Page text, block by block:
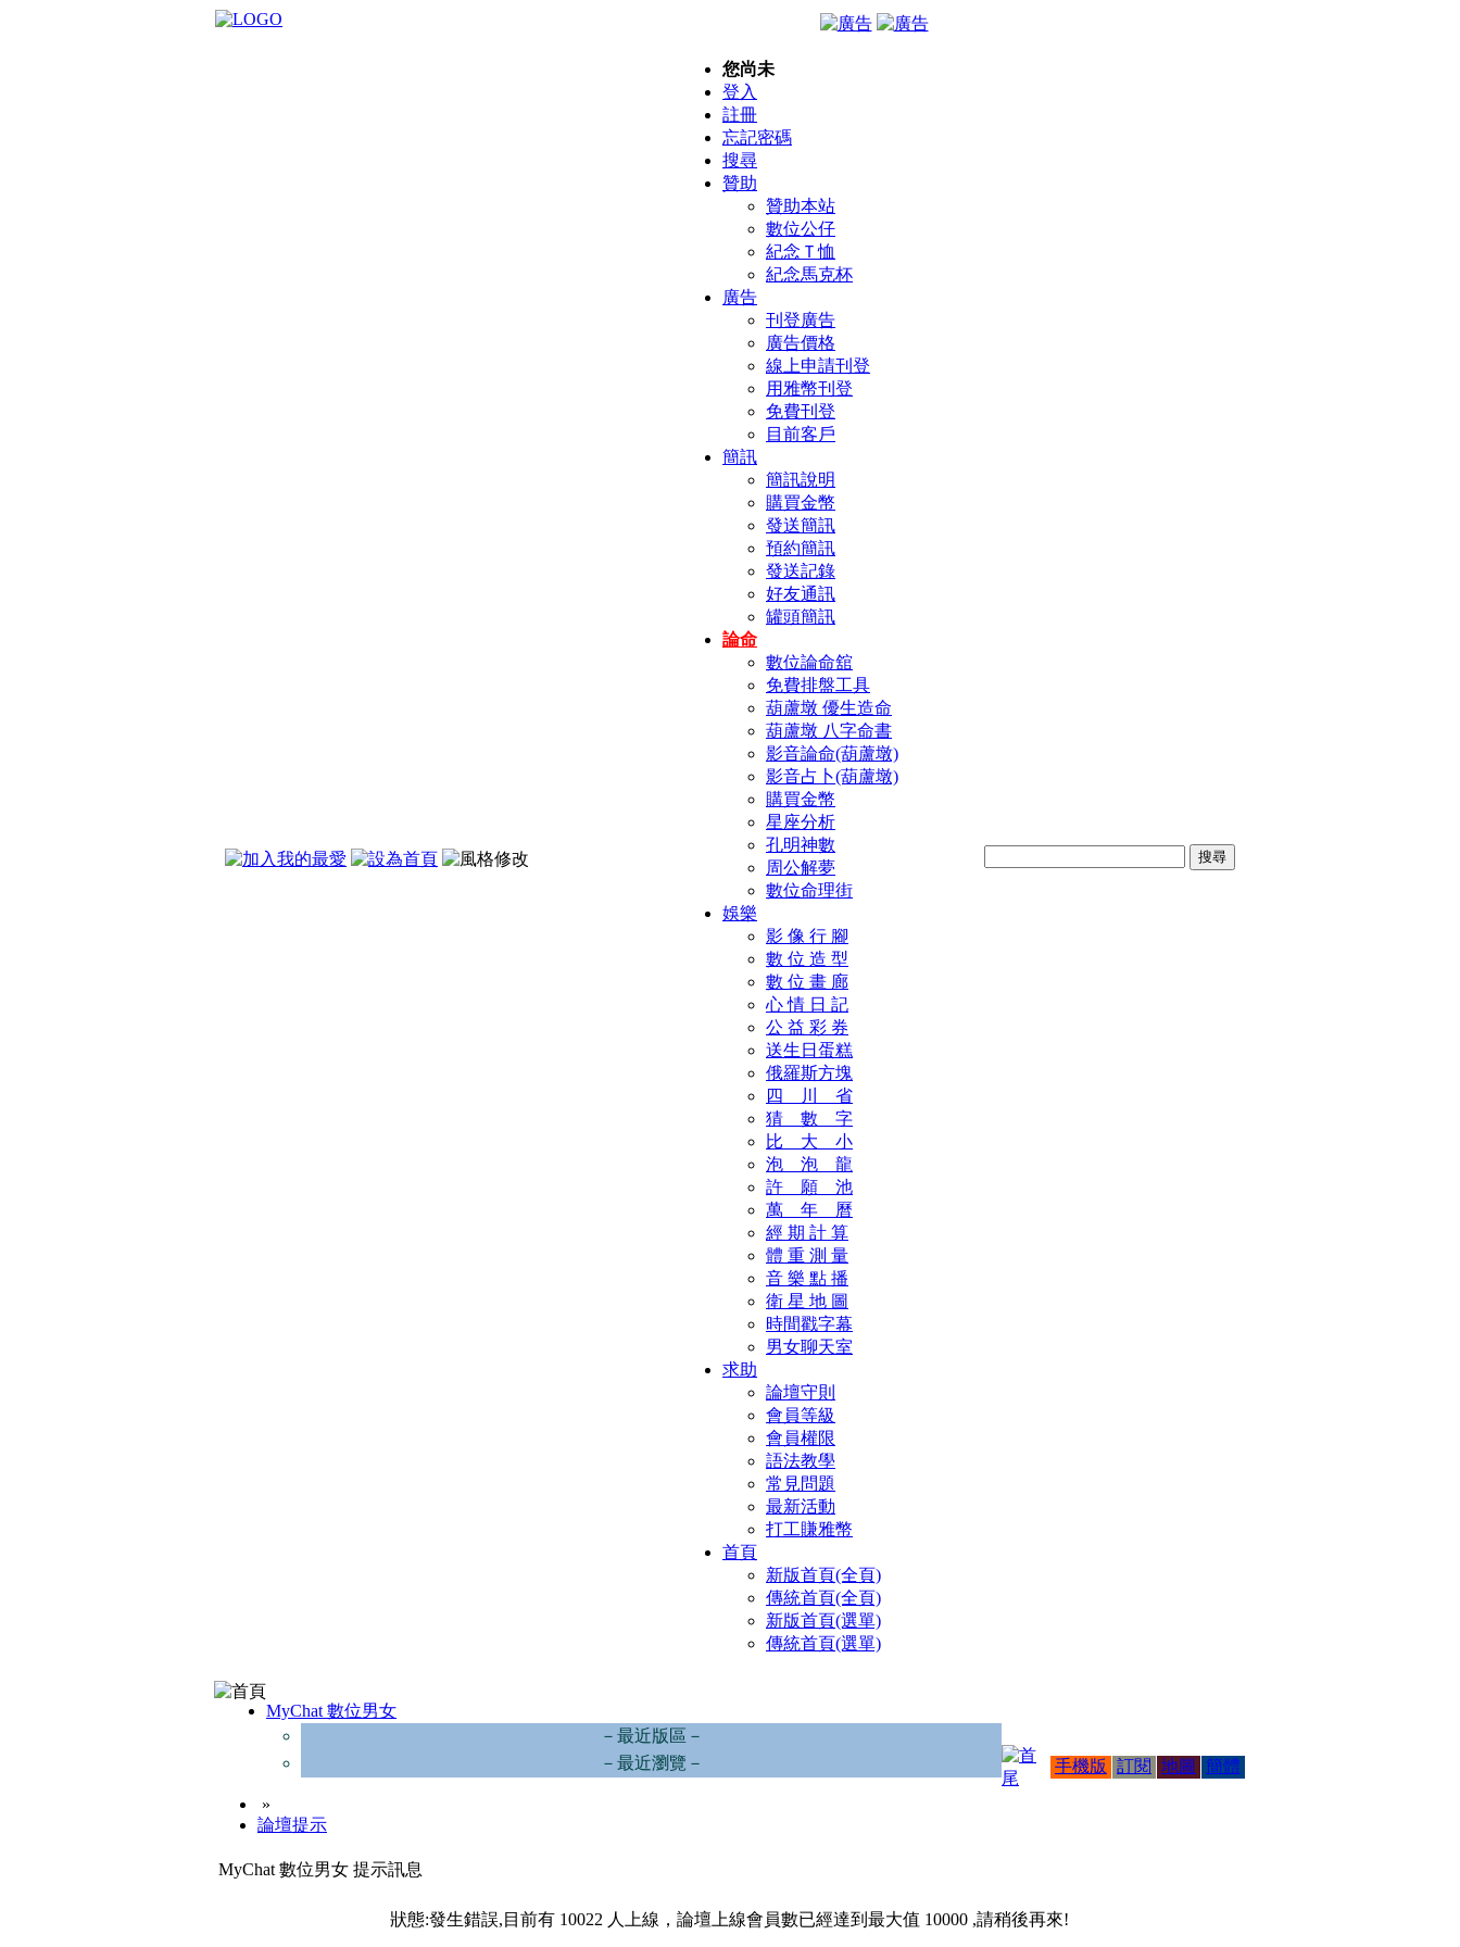
您尚未
登入
註冊
忘記密碼
搜尋
贊助
贊助本站
數位公仔
紀念Ｔ恤
紀念馬克杯
廣告
刊登廣告
廣告價格
線上申請刊登
用雅幣刊登
免費刊登
目前客戶
簡訊
簡訊說明
購買金幣
發送簡訊
預約簡訊
發送記錄
好友通訊
罐頭簡訊
論命
數位論命舘
免費排盤工具
葫蘆墩 優生造命
葫蘆墩 八字命書
影音論命(葫蘆墩)
影音占卜(葫蘆墩)
購買金幣
星座分析
孔明神數
周公解夢
數位命理街
娛樂
影 像 行 腳
數 位 造 型
數 位 畫 廊
心 情 日 記
公 益 彩 券
送生日蛋糕
俄羅斯方塊
四 川 省
猜 數 字
比 大 小
泡 泡 龍
許 願 池
萬 年 曆
經 期 計 算
體 重 測 量
音 樂 點 播
衛 星 地 圖
時間戳字幕
男女聊天室
求助
論壇守則
會員等級
會員權限
語法教學
常見問題
最新活動
打工賺雅幣
首頁
新版首頁(全頁)
傳統首頁(全頁)
新版首頁(選單)
傳統首頁(選單)
MyChat 數位男女
－最近版區－
－最近瀏覽－
»
論壇提示
手機版 訂閱 地圖 簡體
MyChat 數位男女 提示訊息
狀態:發生錯誤,目前有 10022 人上線，論壇上線會員數已經達到最大值 10000 ,請稍後再來!